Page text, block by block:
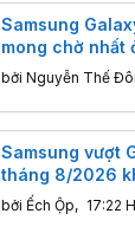
Samsung
mong chờ nhất
phân giải
bởi Nguyễn Thế
Samsung vượt
tháng 8/2026
mật trên Galaxy.
bởi Ếch Ộp, 17:22